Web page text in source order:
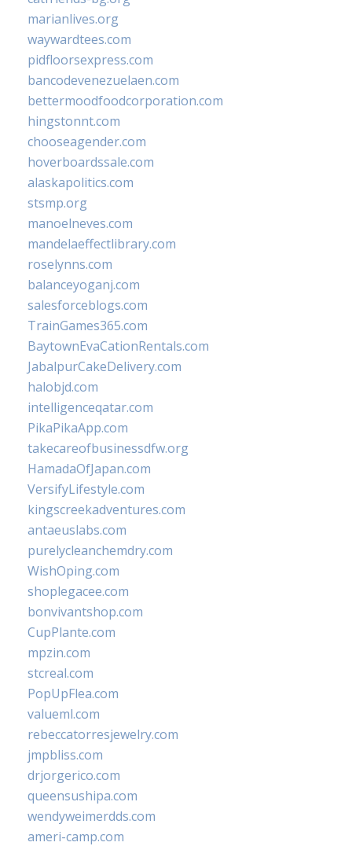
marianlives.org
waywardtees.com
pidfloorsexpress.com
bancodevenezuelaen.com
bettermoodfoodcorporation.com
hingstonnt.com
chooseagender.com
hoverboardssale.com
alaskapolitics.com
stsmp.org
manoelneves.com
mandelaeffectlibrary.com
roselynns.com
balanceyoganj.com
salesforceblogs.com
TrainGames365.com
BaytownEvaCationRentals.com
JabalpurCakeDelivery.com
halobjd.com
intelligenceqatar.com
PikaPikaApp.com
takecareofbusinessdfw.org
HamadaOfJapan.com
VersifyLifestyle.com
kingscreekadventures.com
antaeuslabs.com
purelycleanchemdry.com
WishOping.com
shoplegacee.com
bonvivantshop.com
CupPlante.com
mpzin.com
stcreal.com
PopUpFlea.com
valueml.com
rebeccatorresjewelry.com
jmpbliss.com
drjorgerico.com
queensushipa.com
wendyweimerdds.com
ameri-camp.com